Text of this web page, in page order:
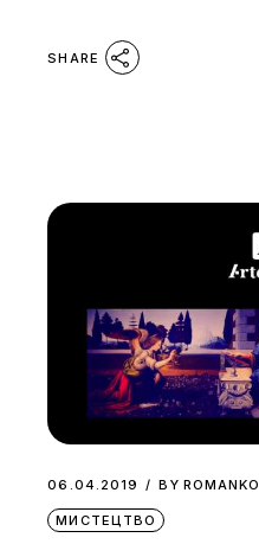
SHARE
06.04.2019 BY
МИСТЕЦТВО